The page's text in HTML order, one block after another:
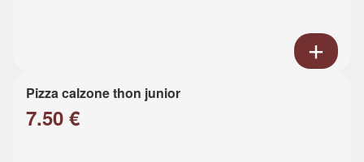
Pizza calzone thon junior
7.50 €